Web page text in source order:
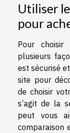
Utiliser
pour
Pour choisir
plusieurs
est sécurisé
site pour
de choisir
s’agit de la
peut vous
comparaison